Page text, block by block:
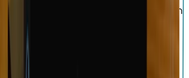
บคลุมและเชื่อถือได้สำรับการสร้างและฝึก